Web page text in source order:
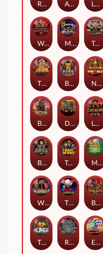
Nexus Fire In The Hole xBomb
Dead Men Walking
Tsar Wars
Munchies
Apocalypse Super xNudge
Tombstone No Mercy
Roadkill
Rock Bottom
The Cage
Bounty Hunters xNudge®
Land of the Free
Warrior Graveyard xNudge
Barbarian Fury
Mayan Magic Wildfire
Legion X
Buffalo Hunter
East Coast Vs West Coast
The Creepy Carnival
Whacked
Bushido Way xNudge
The Border